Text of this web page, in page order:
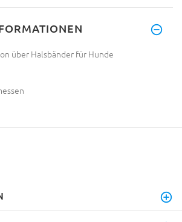
über Halsbänder für Hunde